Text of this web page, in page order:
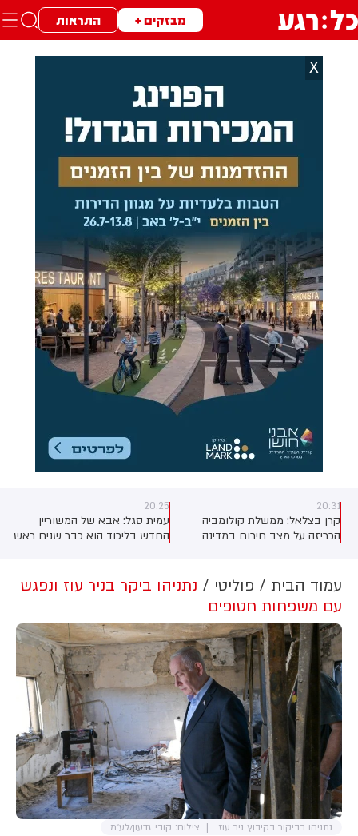
מבזקים + התראות
X
20:31
קרן בצלאל: ממשלת קולומביה
הכריזה על מצב חירום במדינה
20:25
עמית סגל: אבא של המשוריין
החדש בליכוד הוא כבר שנים ראש
לשריון של הבן ולתפקיד של האב
עמוד הבית פוליטי
נתניהו ביקר בניר עוז ונפגש
עם משפחות חטופים
נתניהו בביקור בקיבוץ ניר עוז צילום: קובי גדעון/לע״מ